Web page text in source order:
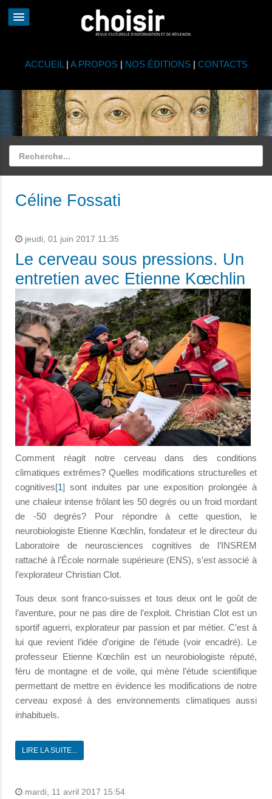
ACCUEIL | A PROPOS| NOS ÉDITIONS| CONTACTS
Céline Fossati
jeudi, 01 juin 2017 11:35
Le cerveau sous pressions. Un
entretien avec Etienne Kœchlin
Comment réagit notre cerveau dans des conditions
climatiques extrêmes? Quelles modifications structurelles et
cognitives[1] sont induites par une exposition prolongée à
une chaleur intense frôlant les 50 degrés ou un froid mordant
de -50 degrés? Pour répondre à cette question, le
neurobiologiste Etienne Kœchlin, fondateur et le directeur du
Laboratoire de neurosciences cognitives de l’INSREM
rattaché à l’École normale supérieure (ENS), s’est associé à
l’explorateur Christian Clot.
Tous deux sont franco-suisses et tous deux ont le goût de
l’aventure, pour ne pas dire de l’exploit. Christian Clot est un
sportif aguerri, explorateur par passion et par métier. C’est à
lui que revient l’idée d’origine de l’étude (voir encadré). Le
professeur Etienne Kœchlin est un neurobiologiste réputé,
féru de montagne et de voile, qui mène l’étude scientifique
permettant de mettre en évidence les modifications de notre
cerveau exposé à des environnements climatiques aussi
inhabituels.
LIRE LA SUITE...
mardi, 11 avril 2017 15:54